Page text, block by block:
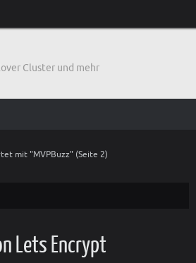
Cluster und mehr
mit "MVPBuzz"(Seite 2)
Lets Encrypt